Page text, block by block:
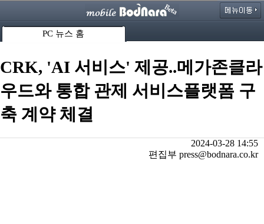
PC 뉴스 홈
CRK, 'AI 서비스' 제공..메가존클라
우드와 통합 관제 서비스플랫폼 구
축 계약 체결
2024-03-28 14:55
편집부 press@bodnara.co.kr